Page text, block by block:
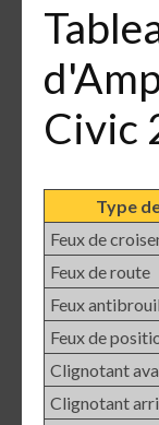
Civic
Type
Feux de
Feux de route
Feux
Feux de
Clignotant
Clignotant